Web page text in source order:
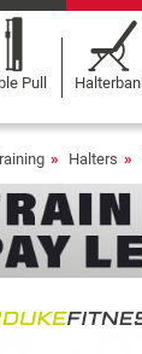
Pull
Halters